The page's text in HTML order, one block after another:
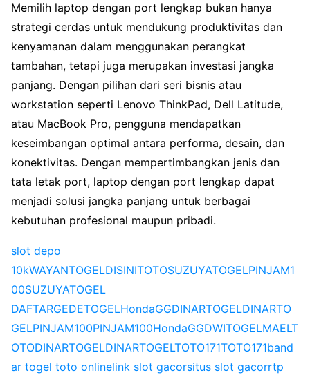
Memilih laptop dengan port lengkap bukan hanya
strategi cerdas untuk mendukung produktivitas dan
kenyamanan dalam menggunakan perangkat
tambahan, tetapi juga merupakan investasi jangka
panjang. Dengan pilihan dari seri bisnis atau
workstation seperti Lenovo ThinkPad, Dell Latitude,
atau MacBook Pro, pengguna mendapatkan
keseimbangan optimal antara performa, desain, dan
konektivitas. Dengan mempertimbangkan jenis dan
tata letak port, laptop dengan port lengkap dapat
menjadi solusi jangka panjang untuk berbagai
kebutuhan profesional maupun pribadi.
slot depo
10kWAYANTOGELDISINITOTOSUZUYATOGELPINJAM1
00SUZUYATOGEL
DAFTARGEDETOGELHondaGGDINARTOGELDINARTO
GELPINJAM100PINJAM100HondaGGDWITOGELMAELT
OTODINARTOGELDINARTOGELTOTO171TOTO171band
ar togel toto onlinelink slot gacorsitus slot gacorrtp